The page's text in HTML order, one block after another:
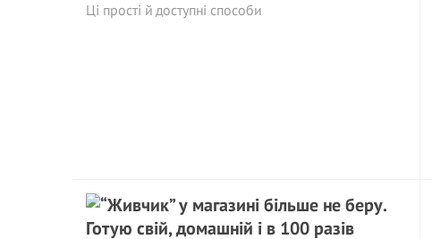
Ці прості й доступні способи